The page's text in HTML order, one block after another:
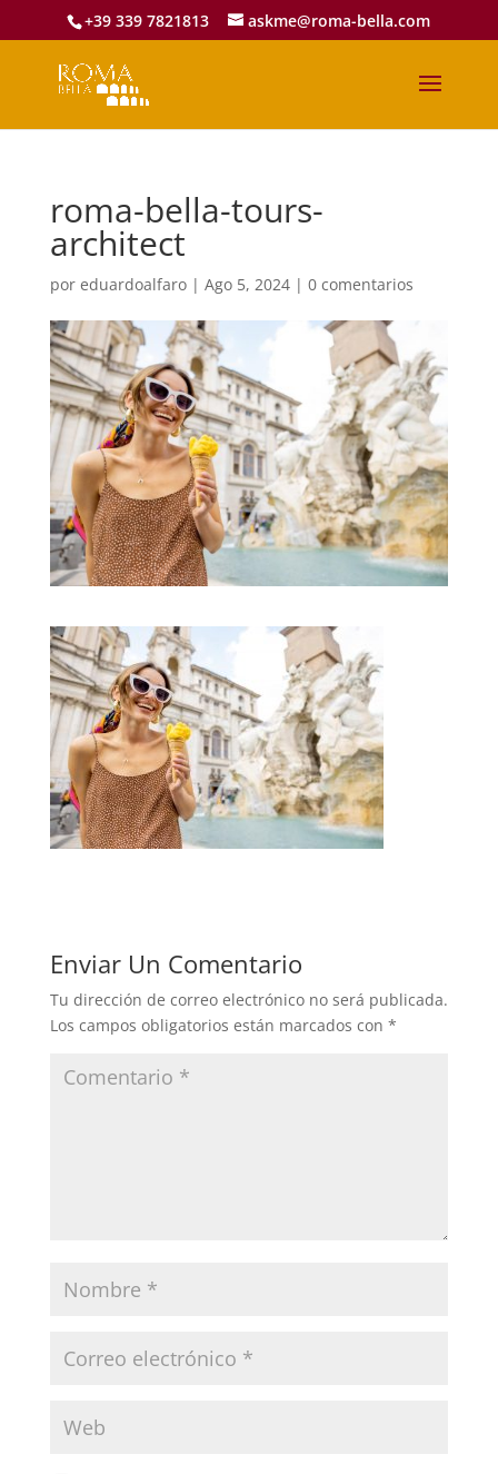
+39 339 7821813 askme@roma-bella.com
roma-bella-tours-
architect
por eduardoalfaro| Ago 5, 2024| 0 comentarios
Enviar Un Comentario
Tu dirección de correo electrónico no será publicada.
Los campos obligatorios están marcados con *